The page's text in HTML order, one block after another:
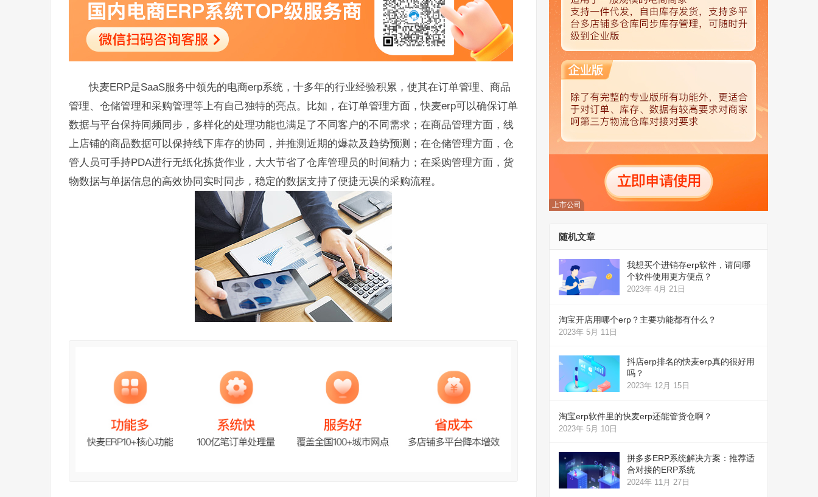
快麦ERP是SaaS服务中领先的电商erp系统，十多年的行业经验积累，使其在订单管理、商品
管理、仓储管理和采购管理等上有自己独特的亮点。比如，在订单管理方面，快麦erp可以确保订单
数据与平台保持同频同步，多样化的处理功能也满足了不同客户的不同需求；在商品管理方面，线
上店铺的商品数据可以保持线下库存的协同，并推测近期的爆款及趋势预测；在仓储管理方面，仓
管人员可手持PDA进行无纸化拣货作业，大大节省了仓库管理员的时间精力；在采购管理方面，货
物数据与单据信息的高效协同实时同步，稳定的数据支持了便捷无误的采购流程。
上市公司
随机文章
我想买个进销存erp软件，请问哪
个软件使用更方便点？
2023年 4月 21日
淘宝开店用哪个erp？主要功能都有什么？
2023年 5月 11日
抖店erp排名的快麦erp真的很好用
吗？
2023年 12月 15日
淘宝erp软件里的快麦erp还能管货仓啊？
2023年 5月 10日
拼多多ERP系统解决方案：推荐适
合对接的ERP系统
2024年 11月 27日